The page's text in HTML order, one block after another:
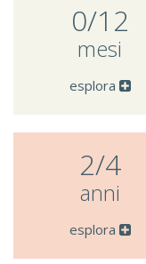
0/12
mesi
esplora
2/4
anni
esplora